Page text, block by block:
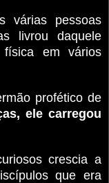
várias pessoas
livrou daquele
física em vários
profético de
ele carregou
crescia a
que era